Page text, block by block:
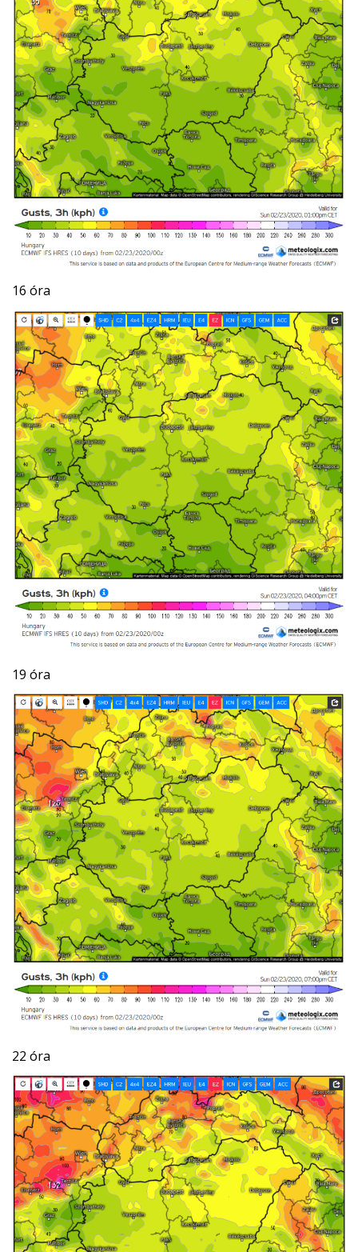
16 óra
19 óra
22 óra